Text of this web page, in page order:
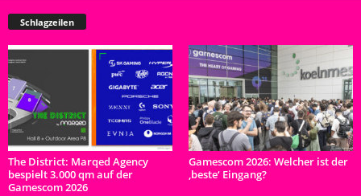
Schlagzeilen
The District: Marqed Agency
bespielt 3.000 qm auf der
Gamescom 2026
Gamescom 2026: Welcher ist der
‚beste‘ Eingang?